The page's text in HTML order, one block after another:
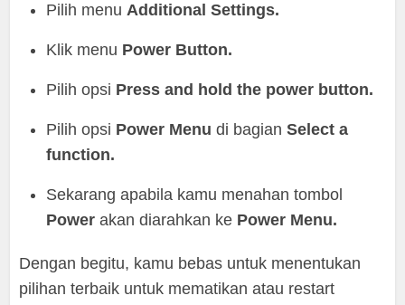
Pilih menuAdditional Settings.
Klik menu Power Button.
Pilih opsi Press and hold the power button.
Pilih opsi Power Menu di bagianSelect a
function.
Sekarang apabila kamu menahan tombol
Power akan diarahkan ke Power Menu.
Dengan begitu, kamu bebas untuk menentukan
pilihan terbaik untuk mematikan atau restart